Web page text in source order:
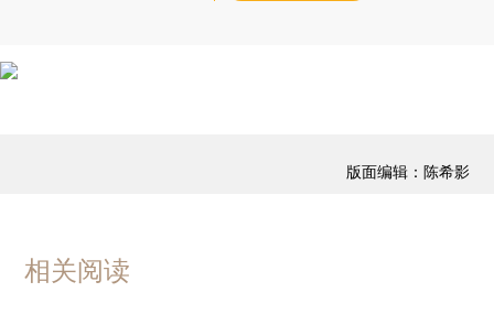
版面编辑：陈希影
相关阅读